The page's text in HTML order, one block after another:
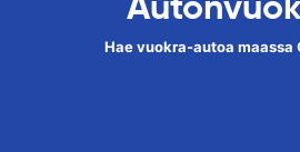
Hae vuokra-autoa maassa